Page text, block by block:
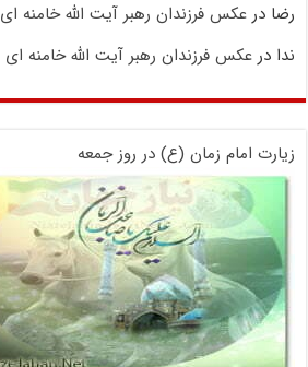
رضا درعکس فرزندان رهبر آیت الله خامنه ای
ندا درعکس فرزندان رهبر آیت الله خامنه ای
زیارت امام زمان (ع) در روز جمعه